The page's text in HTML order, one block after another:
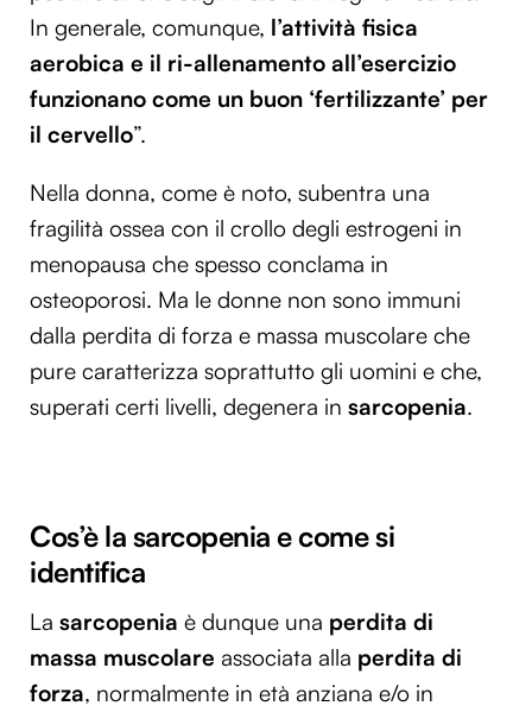
In generale, comunque, l’attività fisica
aerobica e il ri-allenamento all’esercizio
funzionano come un buon ‘fertilizzante’ per
il cervello”.
Nella donna, come è noto, subentra una
fragilità ossea con il crollo degli estrogeni in
menopausa che spesso conclama in
osteoporosi. Ma le donne non sono immuni
dalla perdita di forza e massa muscolare che
pure caratterizza soprattutto gli uomini e che,
superati certi livelli, degenera in sarcopenia.
Cos’è la sarcopenia e come si
identifica
La sarcopenia è dunque una perdita di
massa muscolare associata alla perdita di
forza, normalmente in età anziana e/o in